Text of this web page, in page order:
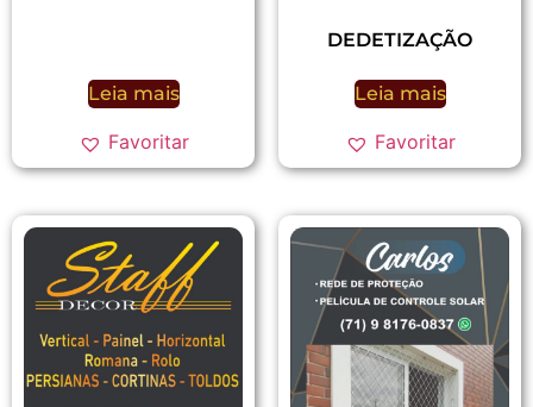
Leia mais
Favoritar
DEDETIZAÇÃO
Leia mais
Favoritar